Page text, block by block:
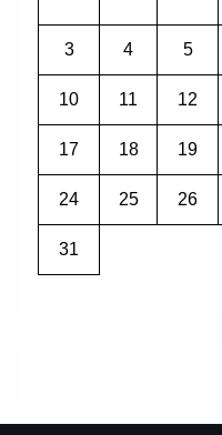
3 4 5
10 11 12
17 18 19
24 25 26
31